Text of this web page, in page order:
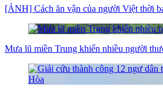
[ẢNH] Cách ăn vận của người Việt thời
Mưa lũ miền Trung khiến nhiều người